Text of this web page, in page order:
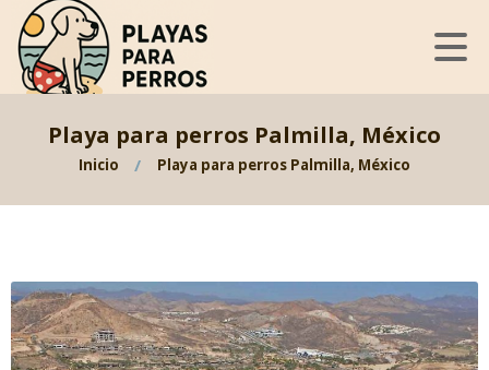
Playa para perros Palmilla, México
Inicio Playa para perros Palmilla, México